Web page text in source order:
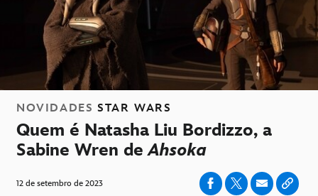
NOVIDADES STAR WARS
Quem é Natasha Liu Bordizzo, a
Sabine Wren deAhsoka
12 de setembro de 2023